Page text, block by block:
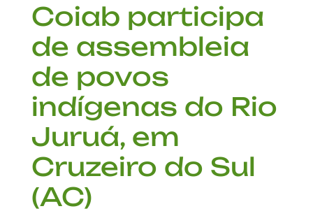
Coiab participa
de assembleia
de povos
indígenas do Rio
Juruá, em
Cruzeiro do Sul
(AC)